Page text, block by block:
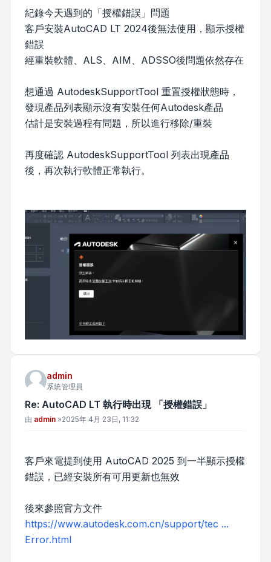
紀錄今天遇到的「授權錯誤」問題
客戶安裝AutoCAD LT 2024後無法使用，顯示授權
錯誤
經重裝軟體、ALS、AIM、ADSSO後問題依然存在
想通過 AutodeskSupportTool 重置授權狀態時，
發現產品列表顯示沒有安裝任何Autodesk產品
估計是安裝過程有問題，所以進行移除/重裝
再度確認 AutodeskSupportTool 列表出現產品
後，再次執行軟體正常執行。
admin
系統管理員
Re: AutoCAD LT 執行時出現 「授權錯誤」
文章
由 admin »2025年 4月 23日, 11:32
客戶來電提到使用 AutoCAD 2025 到一半顯示授權
錯誤，已經安裝所有可用更新也無效
後來參照官方文件
https://www.autodesk.com.cn/support/tec ...
Error.html